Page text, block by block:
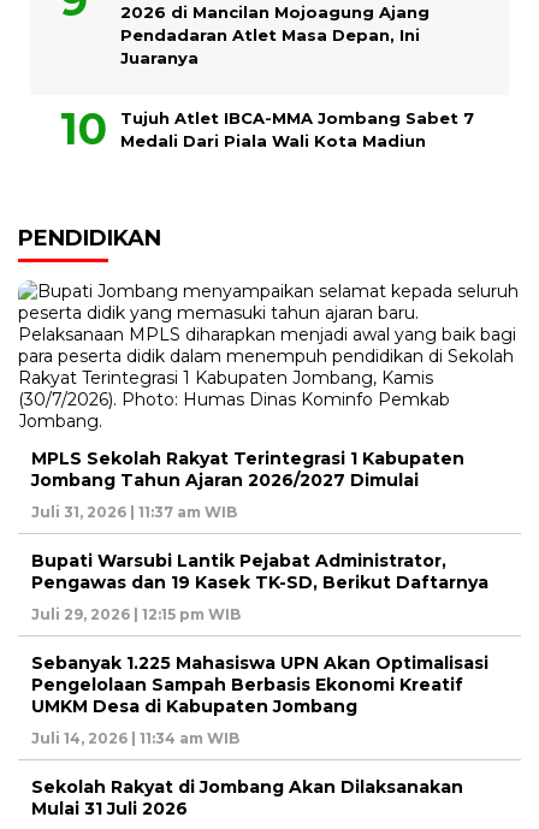
2026 di Mancilan Mojoagung Ajang
Pendadaran Atlet Masa Depan, Ini
Juaranya
Tujuh Atlet IBCA-MMA Jombang Sabet 7
Medali Dari Piala Wali Kota Madiun
PENDIDIKAN
MPLS Sekolah Rakyat Terintegrasi 1 Kabupaten
Jombang Tahun Ajaran 2026/2027 Dimulai
Juli 31, 2026 | 11:37 am WIB
Bupati Warsubi Lantik Pejabat Administrator,
Pengawas dan 19 Kasek TK-SD, Berikut Daftarnya
Juli 29, 2026 | 12:15 pm WIB
Sebanyak 1.225 Mahasiswa UPN Akan Optimalisasi
Pengelolaan Sampah Berbasis Ekonomi Kreatif
UMKM Desa di Kabupaten Jombang
Juli 14, 2026 | 11:34 am WIB
Sekolah Rakyat di Jombang Akan Dilaksanakan
Mulai 31 Juli 2026